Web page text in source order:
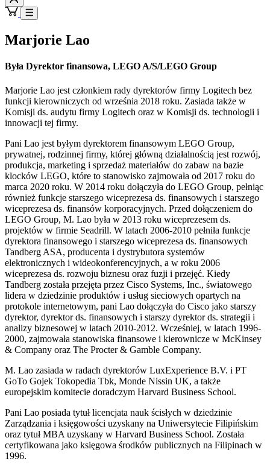
Marjorie Lao
Była Dyrektor finansowa, LEGO A/S/LEGO Group
Marjorie Lao jest członkiem rady dyrektorów firmy Logitech bez
funkcji kierowniczych od września 2018 roku. Zasiada także w
Komisji ds. audytu firmy Logitech oraz w Komisji ds. technologii i
innowacji tej firmy.
Pani Lao jest byłym dyrektorem finansowym LEGO Group,
prywatnej, rodzinnej firmy, której główną działalnością jest rozwój,
produkcja, marketing i sprzedaż materiałów do zabaw na bazie
klocków LEGO, które to stanowisko zajmowała od 2017 roku do
marca 2020 roku. W 2014 roku dołączyła do LEGO Group, pełniąc
również funkcje starszego wiceprezesa ds. finansowych i starszego
wiceprezesa ds. finansów korporacyjnych. Przed dołączeniem do
LEGO Group, M. Lao była w 2013 roku wiceprezesem ds.
projektów w firmie Seadrill. W latach 2006-2010 pełniła funkcje
dyrektora finansowego i starszego wiceprezesa ds. finansowych
Tandberg ASA, producenta i dystrybutora systemów
elektronicznych i wideokonferencyjnych, a w roku 2006
wiceprezesa ds. rozwoju biznesu oraz fuzji i przejęć. Kiedy
Tandberg została przejęta przez Cisco Systems, Inc., światowego
lidera w dziedzinie produktów i usług sieciowych opartych na
protokole internetowym, pani Lao dołączyła do Cisco jako starszy
dyrektor, dyrektor ds. finansowych i starszy dyrektor ds. strategii i
analizy biznesowej w latach 2010-2012. Wcześniej, w latach 1996-
2000, zajmowała stanowiska finansowe i kierownicze w McKinsey
& Company oraz The Procter & Gamble Company.
M. Lao zasiada w radach dyrektorów LuxExperience B.V. i PT
GoTo Gojek Tokopedia Tbk, Monde Nissin UK, a także
europejskim komitecie doradczym Harvard Business School.
Pani Lao posiada tytuł licencjata nauk ścisłych w dziedzinie
Zarządzania i księgowości uzyskany na Uniwersytecie Filipińskim
oraz tytuł MBA uzyskany w Harvard Business School. Została
certyfikowana jako księgowa środków publicznych na Filipinach w
1996.